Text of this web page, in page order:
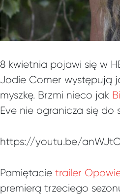
8 kwietnia pojawi się w
Jodie Comer występują
myszkę. Brzmi nieco jak
Eve nie ogranicza się do
https://youtu.be/
Pamiętacie trailer
premierą trzeciego